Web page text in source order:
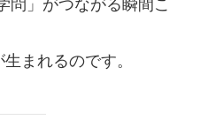
問」がつながる瞬間こ
まれるのです。